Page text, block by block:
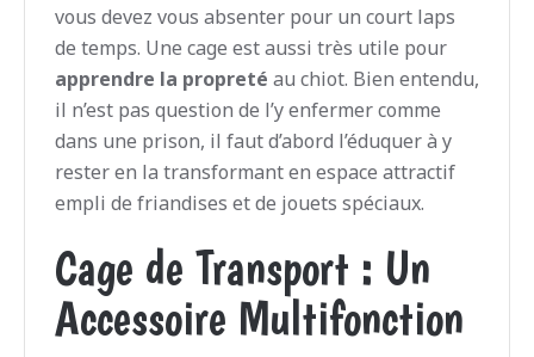
vous devez vous absenter pour un court laps
de temps. Une cage est aussi très utile pour
apprendre la propreté au chiot. Bien entendu,
il n’est pas question de l’y enfermer comme
dans une prison, il faut d’abord l’éduquer à y
rester en la transformant en espace attractif
empli de friandises et de jouets spéciaux.
Cage de Transport : Un
Accessoire Multifonction